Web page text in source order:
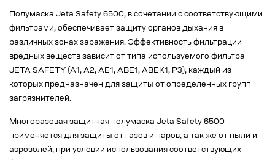
Полумаска Jeta Safety 6500, в сочетании с соответствующими
фильтрами, обеспечивает защиту органов дыхания в
различных зонах заражения. Эффективность фильтрации
вредных веществ зависит от типа используемого фильтра
JETA SAFETY (A1, A2, AE1, ABE1, ABEK1, P3), каждый из
которых предназначен для защиты от определенных групп
загрязнителей.
Многоразовая защитная полумаска Jeta Safety 6500
применяется для защиты от газов и паров, а так же от пыли и
аэрозолей, при условии использования соответствующих